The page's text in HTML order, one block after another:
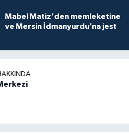
Mabel Matiz'den memleketine
ve Mersin İdmanyurdu’na jest